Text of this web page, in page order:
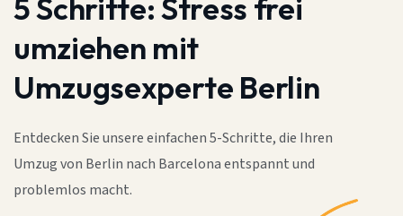
5 Schritte:Stress frei
umziehen mit
Umzugsexperte Berlin
Entdecken Sie unsere einfachen 5-Schritte, die Ihren
Umzug von Berlin nach Barcelona entspannt und
problemlos macht.